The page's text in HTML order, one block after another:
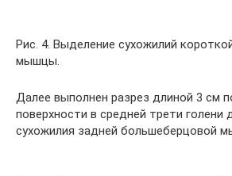
Рис. 4. Выделение сухожилий
мышцы.
Далее выполнен разрез длиной 3 см
поверхности в средней трети голени
сухожилия задней большеберцовой